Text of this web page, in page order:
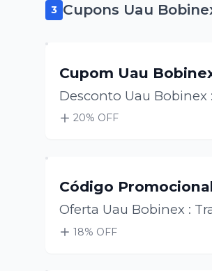
3 Cupons Uau
Cupom Uau
Desconto Uau Bobinex
20% OFF
Código
Oferta Uau Bobinex :
18% OFF